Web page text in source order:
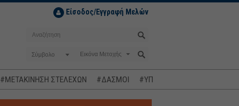
Είσοδος/Εγγραφή Μελών
Σύμβολο
#ΜΕΤΑΚΙΝΗΣΗ ΣΤΕΛΕΧΩΝ #ΔΑΣΜΟΙ #ΥΠΟΚΛΟΠΕΣ